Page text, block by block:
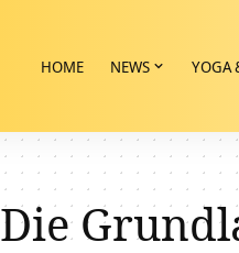
HOME NEWS YOGA
Die